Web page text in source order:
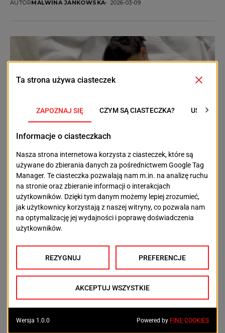
AUTORMALWINA JANKOWSKA 2026-03-09
Rozmowy
„Gdy świat wydawał się prostszy”. Monika
Szpener i jej „Laboratorium współczesnej
archeologii”
Magnetowid, kalkulator, zachodni proszek do
prania — jeszcze niedawno symbole postępu i
przepustka do „lepszego świata”. Dziś są cyfrowym
wspomnieniem albo zalegają na...